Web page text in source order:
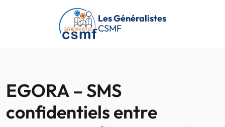
Passer au contenu principal
Les Généralistes
CSMF
EGORA – SMS
confidentiels entre